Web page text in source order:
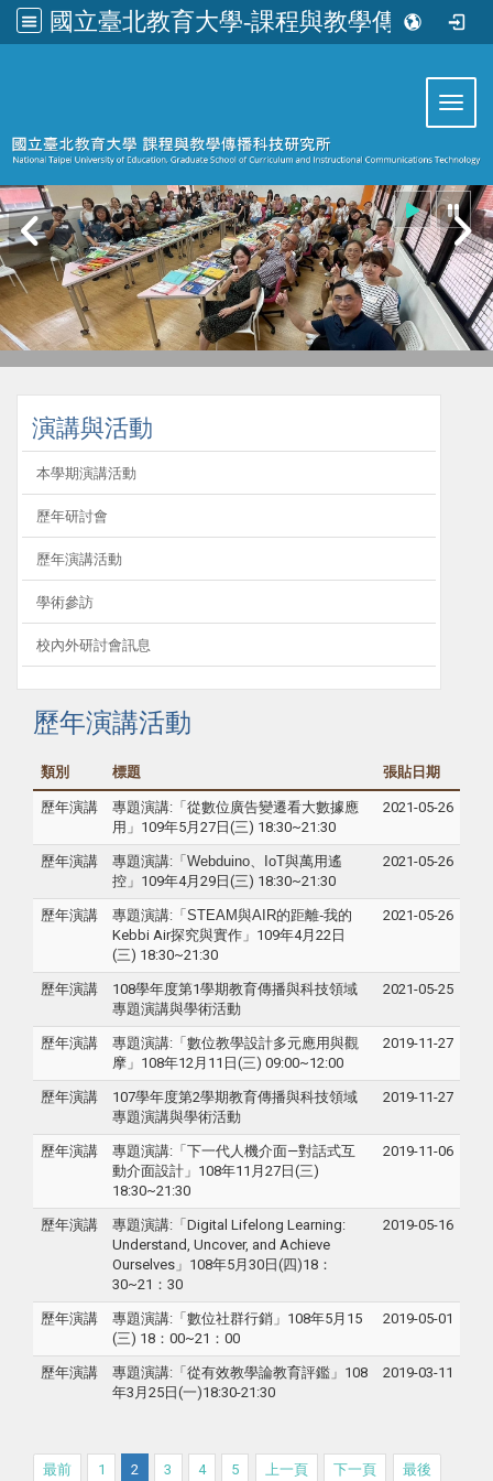
國立臺北教育大學-課程與教學傳播科技研究所
演講與活動
本學期演講活動
歷年研討會
歷年演講活動
學術參訪
校內外研討會訊息
歷年演講活動
類別 標題 張貼日期
歷年演講 專題演講:「從數位廣告變遷看大數據應
用 」109年5月27日(三) 18:30~21:30
2021-05-26
歷年演講 專題演講:「Webduino、IoT與萬用遙
控」109年4月29日(三) 18:30~21:30
2021-05-26
歷年演講 專題演講:「STEAM與AIR的距離-我的
Kebbi Air探究與實作」109年4月22日
(三) 18:30~21:30
2021-05-26
歷年演講
108學年度第1學期教育傳播與科技領域
專題演講與學術活動
2021-05-25
歷年演講
專題演講:「數位教學設計多元應用與觀
摩」108年12月11日(三) 09:00~12:00
2019-11-27
歷年演講
107學年度第2學期教育傳播與科技領域
專題演講與學術活動
2019-11-27
歷年演講
專題演講:「下一代人機介面—對話式互
動介面設計」108年11月27日(三)
18:30~21:30
2019-11-06
歷年演講
專題演講:「Digital Lifelong Learning:
Understand, Uncover, and Achieve
Ourselves」108年5月30日(四)18：
30~21：30
2019-05-16
歷年演講
專題演講:「數位社群行銷」108年5月15
(三) 18：00~21：00
2019-05-01
歷年演講
專題演講:「從有效教學論教育評鑑」108
年3月25日(一)18:30-21:30
2019-03-11
最前 1 2 3 4 5 上一頁 下一頁 最後